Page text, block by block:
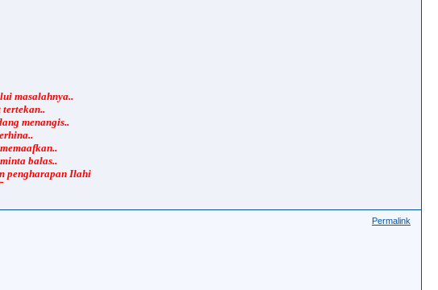
masalahnya..
tertekan..
menangis..
balas..
pengharapan Ilahi
Permalink